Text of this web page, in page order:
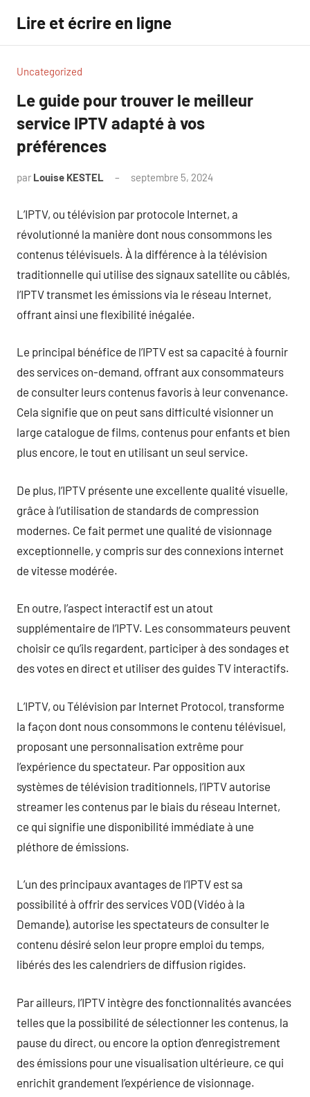
contenu
Lire et écrire en ligne
Uncategorized
Le guide pour trouver le meilleur
service IPTV adapté à vos
préférences
par Louise KESTEL septembre 5, 2024
L’IPTV, ou télévision par protocole Internet, a
révolutionné la manière dont nous consommons les
contenus télévisuels. À la différence à la télévision
traditionnelle qui utilise des signaux satellite ou câblés,
l’IPTV transmet les émissions via le réseau Internet,
offrant ainsi une flexibilité inégalée.
Le principal bénéfice de l’IPTV est sa capacité à fournir
des services on-demand, offrant aux consommateurs
de consulter leurs contenus favoris à leur convenance.
Cela signifie que on peut sans difficulté visionner un
large catalogue de films, contenus pour enfants et bien
plus encore, le tout en utilisant un seul service.
De plus, l’IPTV présente une excellente qualité visuelle,
grâce à l’utilisation de standards de compression
modernes. Ce fait permet une qualité de visionnage
exceptionnelle, y compris sur des connexions internet
de vitesse modérée.
En outre, l’aspect interactif est un atout
supplémentaire de l’IPTV. Les consommateurs peuvent
choisir ce qu’ils regardent, participer à des sondages et
des votes en direct et utiliser des guides TV interactifs.
L’IPTV, ou Télévision par Internet Protocol, transforme
la façon dont nous consommons le contenu télévisuel,
proposant une personnalisation extrême pour
l’expérience du spectateur. Par opposition aux
systèmes de télévision traditionnels, l’IPTV autorise
streamer les contenus par le biais du réseau Internet,
ce qui signifie une disponibilité immédiate à une
pléthore de émissions.
L’un des principaux avantages de l’IPTV est sa
possibilité à offrir des services VOD (Vidéo à la
Demande), autorise les spectateurs de consulter le
contenu désiré selon leur propre emploi du temps,
libérés des les calendriers de diffusion rigides.
Par ailleurs, l’IPTV intègre des fonctionnalités avancées
telles que la possibilité de sélectionner les contenus, la
pause du direct, ou encore la option d’enregistrement
des émissions pour une visualisation ultérieure, ce qui
enrichit grandement l’expérience de visionnage.